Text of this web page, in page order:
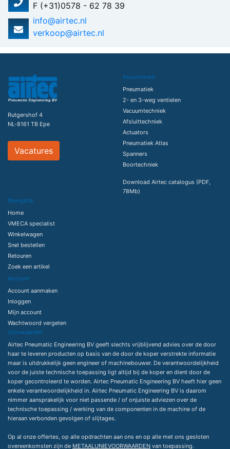
F (+31)0578 - 62 78 39
info@airtec.nl
verkoop@airtec.nl
Rutgershof 4
NL-8161 TB Epe
Vacatures
Assortiment
Pneumatiek
2- en 3-weg ventielen
Vacuumtechniek
Afsluittechniek
Actuators
Pneumatiek Atlas
Spanners
Boortechniek
Download Airtec catalogus (PDF,
78Mb)
Navigatie
Home
VMECA specialist
Winkelwagen
Snel bestellen
Retouren
Zoek een artikel
Account
Account aanmaken
Inloggen
Mijn account
Wachtwoord vergeten
Voorwaarden
Airtec Pneumatic Engineering BV geeft slechts vrijblijvend advies over de door
haar te leveren producten op basis van de door de koper verstrekte informatie
maar is uitdrukkelijk geen engineer of machinebouwer. De verantwoordelijkheid
voor de juiste technische toepassing ligt altijd bij de koper en dient door de
koper gecontroleerd te worden. Airtec Pneumatic Engineering BV heeft hier geen
enkele verantwoordelijkheid in. Airtec Pneumatic Engineering BV is daarom
nimmer aansprakelijk voor niet passende / of onjuiste adviezen over de
technische toepassing / werking van de componenten in de machine of de
hieraan verbonden gevolgen of slijtages.
Op al onze offertes, op alle opdrachten aan ons en op alle met ons gesloten
overeenkomsten zijn de METAALUNIEVOORWAARDEN van toepassing.